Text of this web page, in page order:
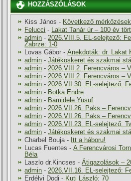
HOZZÁSZÓLÁSOK
Kiss János - Következő mérkőzések
Felucci - Lakat Tanár úr – 100 év
admin -2026.VIII.5. EL-selejtező:
Zabrze: 1-0
Lovas Gábor -Anekdoták: dr. Lakat
admin -Játékoskeret és szakmai
admin -2026.VIII.2. Ferencváros –
admin -2026.VIII.2. Ferencváros –
admin -2026.VII.30. EL-selejtező:
admin - Botka Endre
admin - Bamidele Yusuf
admin -2026.VII.26. Paks –
admin -2026.VII.26. Paks –
admin -2026.VII.23. EL-selejtező:
admin -Játékoskeret és szakmai
Charbel Bouja- Itt a háboru!
Lucas Fuentes -A Ferencvárosi
Béla
Laszlo dr.Kincses -Átigazolások –
admin -2026.VII.16. EL-selejtező:
Erdélyi Dodi - Kuti László: 70